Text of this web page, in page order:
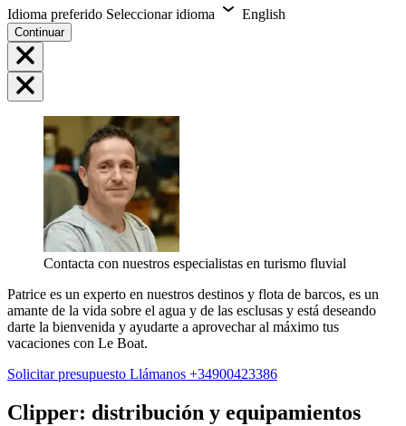
Idioma preferido Seleccionar idioma English
Continuar
Contacta con nuestros especialistas en turismo fluvial
Patrice es un experto en nuestros destinos y flota de barcos, es un
amante de la vida sobre el agua y de las esclusas y está deseando
darte la bienvenida y ayudarte a aprovechar al máximo tus
vacaciones con Le Boat.
Solicitar presupuesto Llámanos +34900423386
Clipper: distribución y equipamientos